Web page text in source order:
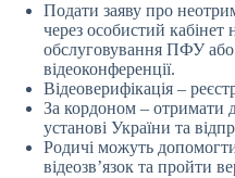
Подати заяву про
через особистий
обслуговування ПФУ або
відеоконференції.
Відеоверифікація –
За кордоном – отримати
установі України та
Родичі можуть
відеозв’язок та пройти